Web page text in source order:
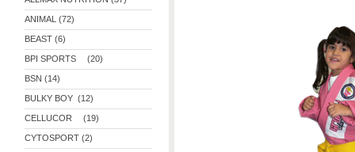
ANIMAL (72)
BEAST (6)
BPI SPORTS (20)
BSN (14)
BULKY BOY (12)
CELLUCOR (19)
CYTOSPORT (2)